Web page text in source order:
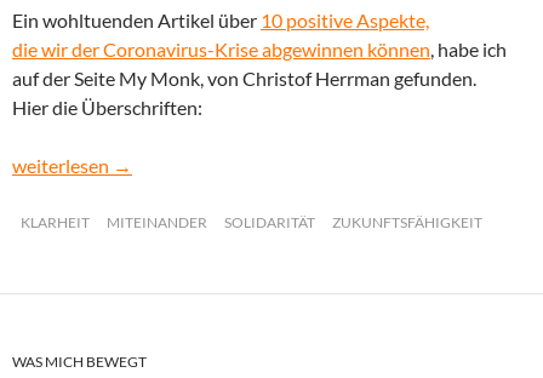
Ein wohltuenden Artikel über 10 positive Aspekte,
die wir der Coronavirus-Krise abgewinnen können, habe ich
auf der Seite My Monk, von Christof Herrman gefunden.
Hier die Überschriften:
Corona – drei Blickwinkel
weiterlesen →
KLARHEIT MITEINANDER SOLIDARITÄT ZUKUNFTSFÄHIGKEIT
WAS MICH BEWEGT